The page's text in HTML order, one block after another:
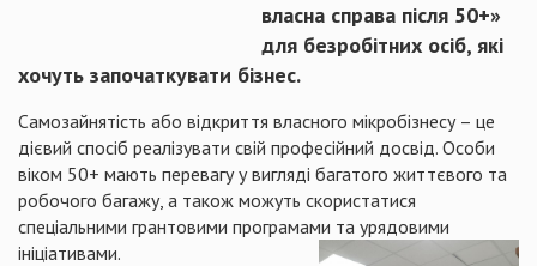
власна справа після 50+»
для безробітних осіб, які
хочуть започаткувати бізнес.
Самозайнятість або відкриття власного мікробізнесу – це
дієвий спосіб реалізувати свій професійний досвід. Особи
віком 50+ мають перевагу у вигляді багатого життєвого та
робочого багажу, а також можуть скористатися
спеціальними грантовими програмами та урядовими
ініціативами.